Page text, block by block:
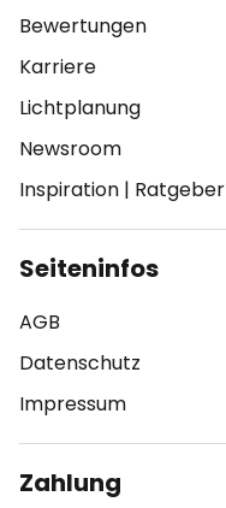
Bewertungen
Karriere
Lichtplanung
Newsroom
Inspiration | Ratgeber
Seiteninfos
AGB
Datenschutz
Impressum
Zahlung